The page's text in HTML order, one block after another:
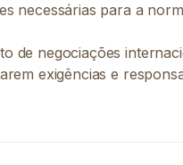
necessárias para a
de negociações
exigências e